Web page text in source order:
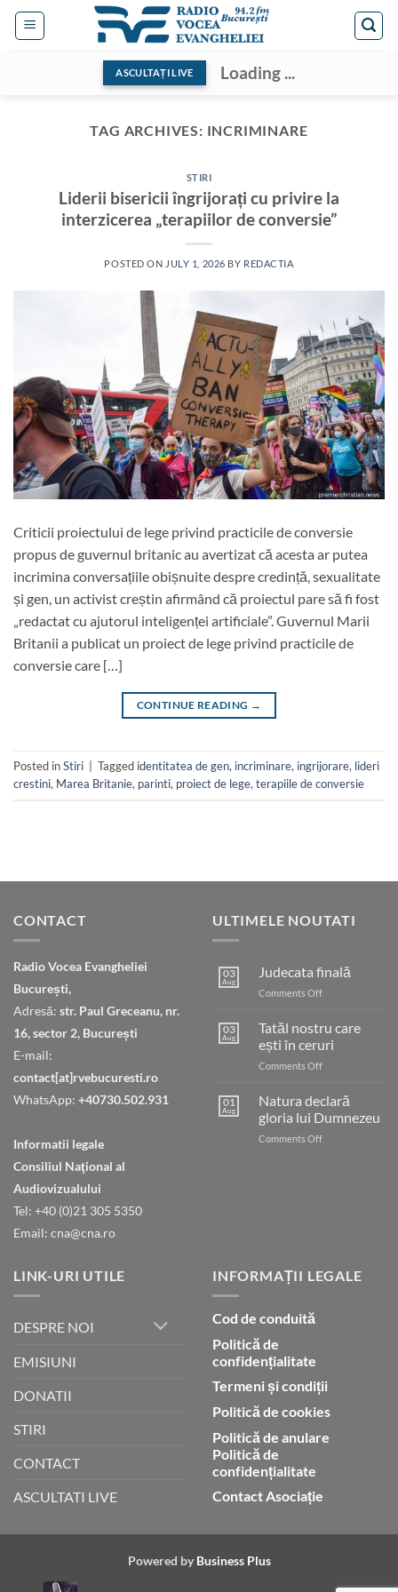
Skip
ASCULTAȚI LIVE Loading ...
TAG ARCHIVES: INCRIMINARE
STIRI
Liderii bisericii îngrijorați cu privire la
interzicerea „terapiilor de conversie”
POSTED ON JULY 1, 2026 BY REDACTIA
Criticii proiectului de lege privind practicile de conversie
propus de guvernul britanic au avertizat că acesta ar putea
incrimina conversațiile obișnuite despre credință, sexualitate
și gen, un activist creștin afirmând că proiectul pare să fi fost
„redactat cu ajutorul inteligenței artificiale”. Guvernul Marii
Britanii a publicat un proiect de lege privind practicile de
conversie care […]
CONTINUE READING →
Posted inStiri Tagged identitatea de gen, incriminare, ingrijorare, lideri
crestini, Marea Britanie, parinti, proiect de lege, terapiile de conversie
CONTACT
Radio Vocea Evangheliei
București,
Adresă: str. Paul Greceanu, nr.
16, sector 2, București
E-mail:
contact[at]rvebucuresti.ro
WhatsApp: +40730.502.931
Informatii legale
Consiliul Naţional al
Audiovizualului
Tel: +40 (0)21 305 5350
Email: cna@cna.ro
ULTIMELE NOUTATI
03
Aug
Judecata finală
Comments Offon
03
Aug
Tatăl nostru care
ești în ceruri
Comments Offon
nostru
care
ești
în
01
Aug
Natura declară
gloria lui Dumnezeu
Comments Offon
LINK-URI UTILE
DESPRE NOI
EMISIUNI
DONATII
STIRI
CONTACT
ASCULTATI LIVE
INFORMAȚII LEGALE
Cod de conduită
Politică de
confidențialitate
Termeni și condiții
Politică de cookies
Politică de anulare
Politică de
confidențialitate
Contact Asociație
Powered by Business Plus